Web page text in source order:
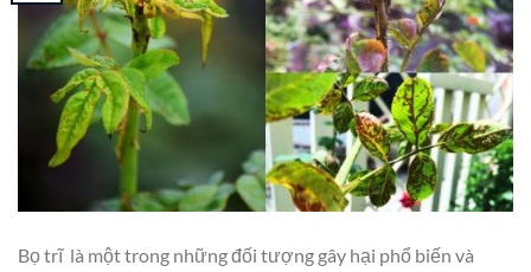
Bọ trĩ là một trong những đối tượng gây hại phổ biến và